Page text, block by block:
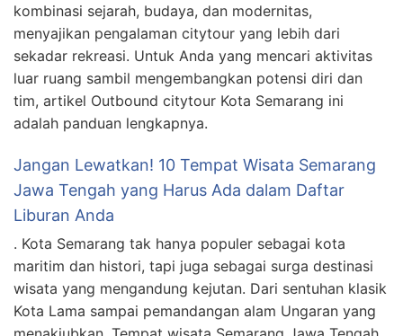
kombinasi sejarah, budaya, dan modernitas,
menyajikan pengalaman citytour yang lebih dari
sekadar rekreasi. Untuk Anda yang mencari aktivitas
luar ruang sambil mengembangkan potensi diri dan
tim, artikel Outbound citytour Kota Semarang ini
adalah panduan lengkapnya.
Jangan Lewatkan! 10 Tempat Wisata Semarang
Jawa Tengah yang Harus Ada dalam Daftar
Liburan Anda
. Kota Semarang tak hanya populer sebagai kota
maritim dan histori, tapi juga sebagai surga destinasi
wisata yang mengandung kejutan. Dari sentuhan klasik
Kota Lama sampai pemandangan alam Ungaran yang